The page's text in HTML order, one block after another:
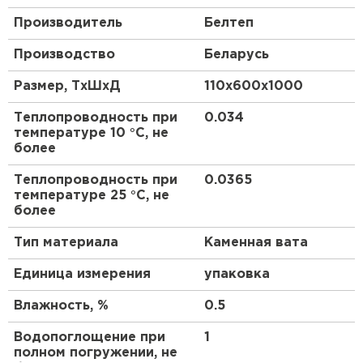
Производитель Белтеп
Производство Беларусь
Размер, ТхШхД 110х600х1000
Теплопроводность при
температуре 10 °С, не
более
0.034
Теплопроводность при
температуре 25 °С, не
более
0.0365
Тип материала Каменная вата
Единица измерения упаковка
Влажность, % 0.5
Водопоглощение при
полном погружении, не
1
Утеплитель Isoroc
Утеплитель Isover
Утеплитель Paroc
ПЕРЕЙТИ